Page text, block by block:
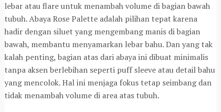
lebar atau flare untuk menambah volume di bagian bawah
tubuh. Abaya Rose Palette adalah pilihan tepat karena
hadir dengan siluet yang mengembang manis di bagian
bawah, membantu menyamarkan lebar bahu. Dan yang tak
kalah penting, bagian atas dari abaya ini dibuat minimalis
tanpa aksen berlebihan seperti puff sleeve atau detail bahu
yang mencolok. Hal ini menjaga fokus tetap seimbang dan
tidak menambah volume di area atas tubuh.